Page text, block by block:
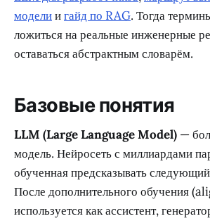
моделиигайд по RAG. Тогда
ложиться на реальные инженерные
оставаться абстрактным словарём.
Базовые понятия
LLM (Large Language Model) —
модель. Нейросеть с миллиардами
обученная предсказывать следующий
После дополнительного обучения
используется как ассистент,